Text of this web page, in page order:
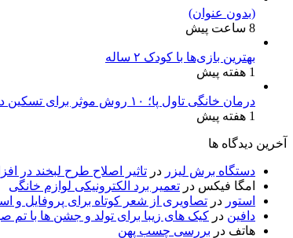
(بدون عنوان)
8 ساعت پیش
بهترین بازی‌ها با کودک ۲ ساله
1 هفته پیش
درمان خانگی تاول پا؛ ۱۰ روش موثر برای تسکین درد و بهبود سریع
1 هفته پیش
آخرین دیدگاه ها
دستگاه برش لیزر در تاثیر اصلاح طرح لبخند در
امگا فیکس در تعمیر برد الکترونیکی لوازم خانگی
استور در تصاویری از شعر کوتاه برای پروفایل و
دافین در کیک های زیبا برای تولد و جشن ها با تم
هاتف در بررسی چسب پهن